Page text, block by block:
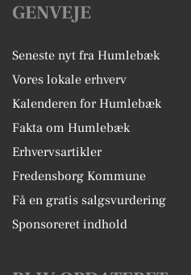
GENVEJE
Seneste nyt fra Humlebæk
Vores lokale erhverv
Kalenderen for Humlebæk
Fakta om Humlebæk
Erhvervsartikler
Fredensborg Kommune
Få en gratis salgsvurdering
Sponsoreret indhold